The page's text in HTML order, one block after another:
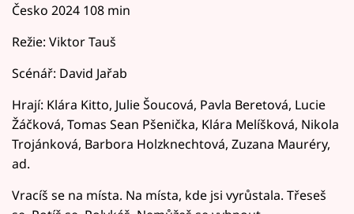
Česko 2024 108 min
Režie: Viktor Tauš
Scénář: David Jařab
Hrají: Klára Kitto, Julie Šoucová, Pavla Beretová, Lucie
Žáčková, Tomas Sean Pšenička, Klára Melíšková, Nikola
Trojánková, Barbora Holzknechtová, Zuzana Mauréry,
ad.
Vracíš se na místa. Na místa, kde jsi vyrůstala. Třeseš